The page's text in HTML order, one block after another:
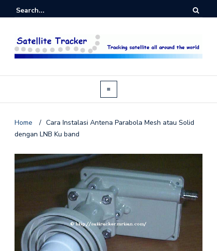
Home / Cara Instalasi Antena Parabola Mesh atau Solid
dengan LNB Ku band